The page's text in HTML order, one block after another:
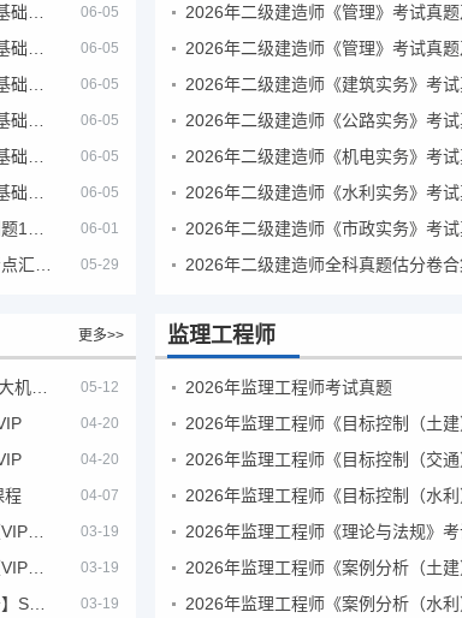
06-05
06-05
06-05
06-05
06-05
06-05
06-01
05-29
更多>>
05-12
04-20
04-20
程 04-07
03-19
03-19
03-19
监理工程师
2026年监理工程师考试真题